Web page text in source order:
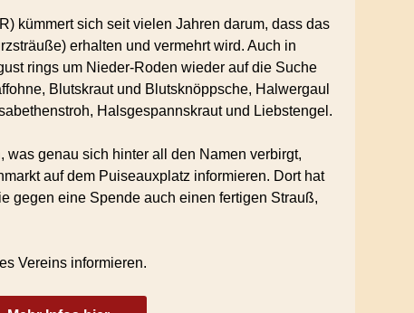
kümmert sich seit vielen Jahren darum, dass das
erhalten und vermehrt wird. Auch in
rings um Nieder-Roden wieder auf die Suche
Blutskraut und Blutsknöppsche, Halwergaul
Halsgespannskraut und Liebstengel.
genau sich hinter all den Namen verbirgt,
auf dem Puiseauxplatz informieren. Dort hat
gegen eine Spende auch einen fertigen Strauß,
Vereins informieren.